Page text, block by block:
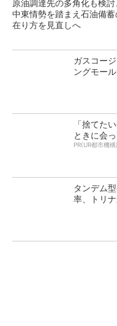
原油調達先の多角化も検討
中東情勢を踏まえ石油備蓄
在り方を見直しへ
ガスコー
ングモー
「捨てた
ときに会
PR(UR都市機構)
タンデム
率、トリ